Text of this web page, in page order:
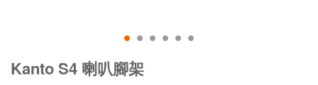
Kanto S4 喇叭腳架